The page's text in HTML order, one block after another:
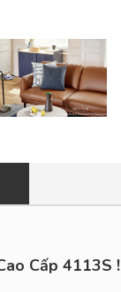
Cấp 4113S !